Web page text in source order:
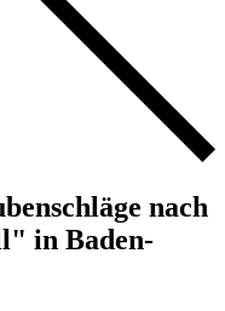
nach
in Baden-